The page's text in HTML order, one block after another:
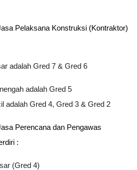
Pelaksana Konstruksi (Kontraktor)
adalah Gred 7 & Gred 6
adalah Gred 5
adalah Gred 4, Gred 3 & Gred 2
Perencana dan Pengawas
:
(Gred 4)